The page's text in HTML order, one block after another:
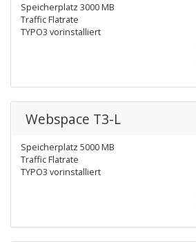
Speicherplatz 3000 MB
Traffic Flatrate
TYPO3 vorinstalliert
Webspace T3-L
Speicherplatz 5000 MB
Traffic Flatrate
TYPO3 vorinstalliert